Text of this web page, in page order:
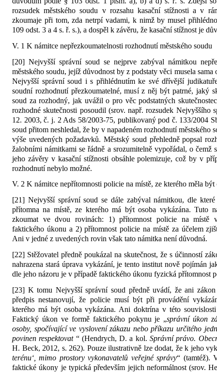
rozsudek městského soudu v rozsahu kasační stížnosti a v
zkoumaje při tom, zda netrpí vadami, k nimž by musel
109 odst. 3 a 4 s. ř. s.), a dospěl k závěru, že kasační stížnost je
V. 1 K námitce nepřezkoumatelnosti rozhodnutí městského soudu
[20] Nejvyšší správní soud se nejprve zabýval námitkou
městského soudu, jejíž důvodnost by z podstaty věci musela sama
Nejvyšší správní soud i s přihlédnutím ke své dřívější
soudní rozhodnutí přezkoumatelné, musí z něj být patrné, jaký
soud za rozhodný, jak uvážil o pro věc podstatných
rozhodné skutečnosti posoudil (srov. např. rozsudek Nejvyššího
12. 2003, č. j. 2 Ads 58/2003-75, publikovaný pod č. 133/2004
soud přitom neshledal, že by v napadeném rozhodnutí městského
výše uvedených požadavků. Městský soud přehledně popsal
žalobními námitkami se řádně a srozumitelně vypořádal, o čemž
jeho závěry v kasační stížnosti obsáhle polemizuje, což by v
rozhodnutí nebylo možné.
V. 2 K námitce nepřítomnosti policie na místě, ze kterého měla být
[21] Nejvyšší správní soud se dále zabýval námitkou, dle
přítomna na místě, ze kterého má být osoba vykázána. Tuto
zkoumat ve dvou rovinách: 1) přítomnost policie na místě
faktického úkonu a 2) přítomnost policie na místě za účelem
Ani v jedné z uvedených rovin však tato námitka není důvodná.
[22] Stěžovatel předně poukázal na skutečnost, že s účinností
nahrazena stará úprava vykázání, je tento institut nově pojímán
dle jeho názoru je v případě faktického úkonu fyzická přítomnost
[23] K tomu Nejvyšší správní soud předně uvádí, že ani
předpis nestanovují, že policie musí být při provádění
kterého má být osoba vykázána. Ani doktrína v této
Faktický úkon ve formě faktického pokynu je „správní úkon
osoby, spočívající ve vyslovení zákazu nebo příkazu určitého
povinen respektovat “ (Hendrych, D. a kol.Správní právo.
H. Beck, 2012, s. 262). Pouze ilustrativně lze dodat, že k jeho
terénu‘, mimo prostory vykonavatelů veřejné správy“ (tamtéž).
faktické úkony je typická především jejich neformálnost (srov.